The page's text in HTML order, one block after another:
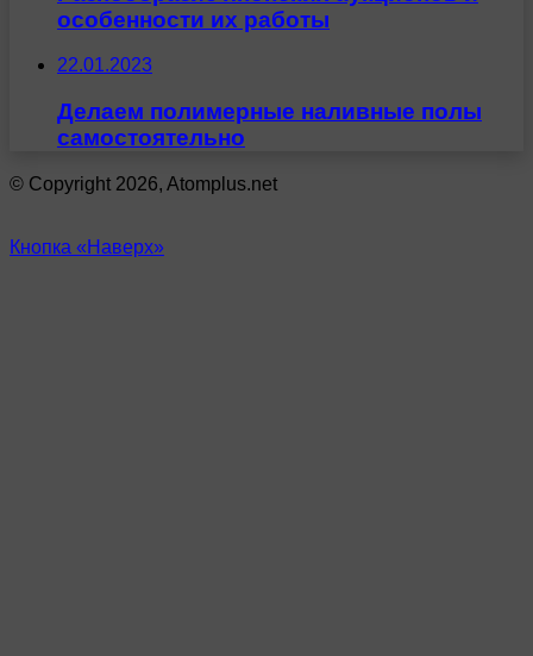
особенности их работы
22.01.2023
Делаем полимерные наливные полы
самостоятельно
© Copyright 2026, Atomplus.net
Кнопка «Наверх»